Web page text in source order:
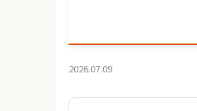
2026.07.09